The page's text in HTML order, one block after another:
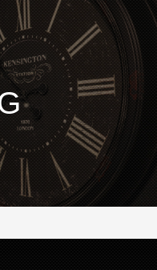
ロ】- 大阪・福島区の美容室